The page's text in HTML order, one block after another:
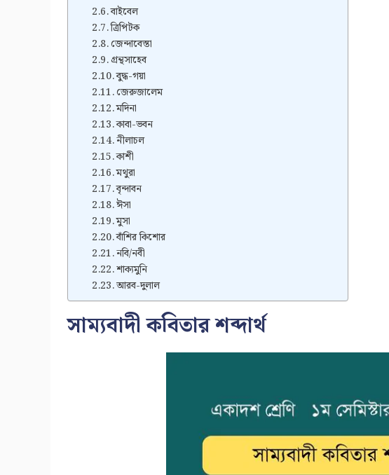
বাইবেল
ত্রিপিটক
জেন্দাবেস্তা
গ্রন্থসাহেব
বুদ্ধ-গয়া
জেরুজালেম
মদিনা
কাবা-ভবন
নীলাচল
কাশী
মথুরা
বৃন্দাবন
ঈসা
মুসা
বাঁশির কিশোর
নবি/নবী
শাক্যমুনি
আরব-দুলাল
সাম্যবাদী কবিতার শব্দার্থ